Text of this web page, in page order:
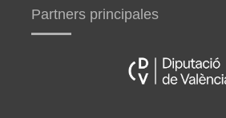
Partners principales